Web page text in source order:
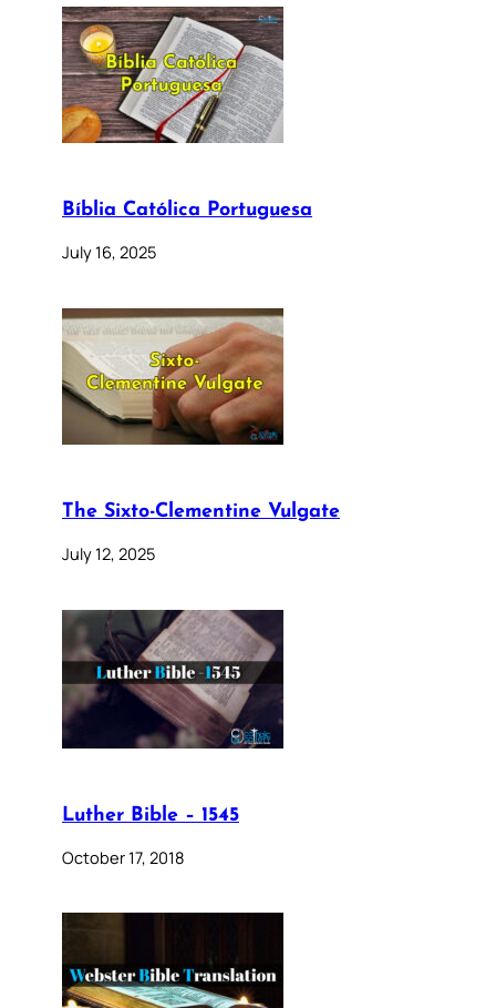
Bíblia Católica Portuguesa
July 16, 2025
The Sixto-Clementine Vulgate
July 12, 2025
Luther Bible – 1545
October 17, 2018